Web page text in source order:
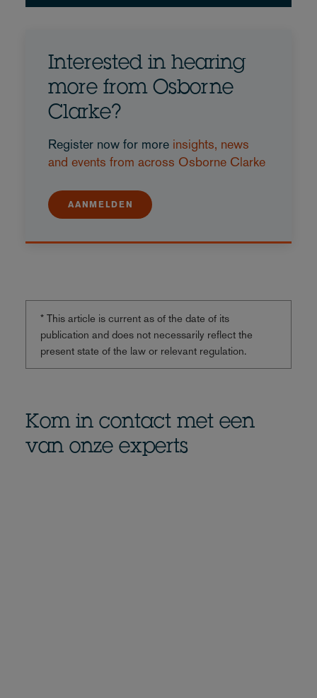
Interested in hearing
more from Osborne
Clarke?
Register now for more insights, news
and events from across Osborne Clarke
AANMELDEN
* This article is current as of the date of its
publication and does not necessarily reflect the
present state of the law or relevant regulation.
Kom in contact met een
van onze experts